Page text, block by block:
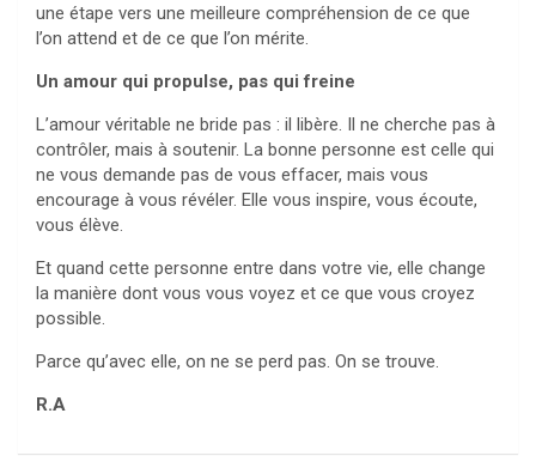
une étape vers une meilleure compréhension de ce que
l’on attend et de ce que l’on mérite.
Un amour qui propulse, pas qui freine
L’amour véritable ne bride pas : il libère. Il ne cherche pas à
contrôler, mais à soutenir. La bonne personne est celle qui
ne vous demande pas de vous effacer, mais vous
encourage à vous révéler. Elle vous inspire, vous écoute,
vous élève.
Et quand cette personne entre dans votre vie, elle change
la manière dont vous vous voyez et ce que vous croyez
possible.
Parce qu’avec elle, on ne se perd pas. On se trouve.
R.A